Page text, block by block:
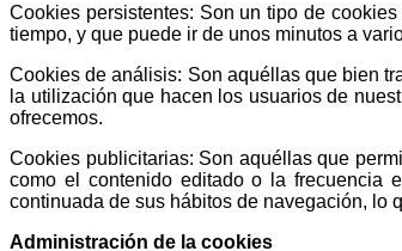
Cookies persistentes: Son un tipo de
tiempo, y que puede ir de unos minutos a
Cookies de análisis: Son aquéllas que bien
la utilización que hacen los usuarios de
ofrecemos.
Cookies publicitarias: Son aquéllas que
como el contenido editado o la frecuencia
continuada de sus hábitos de navegación, lo
Administración de la cookies